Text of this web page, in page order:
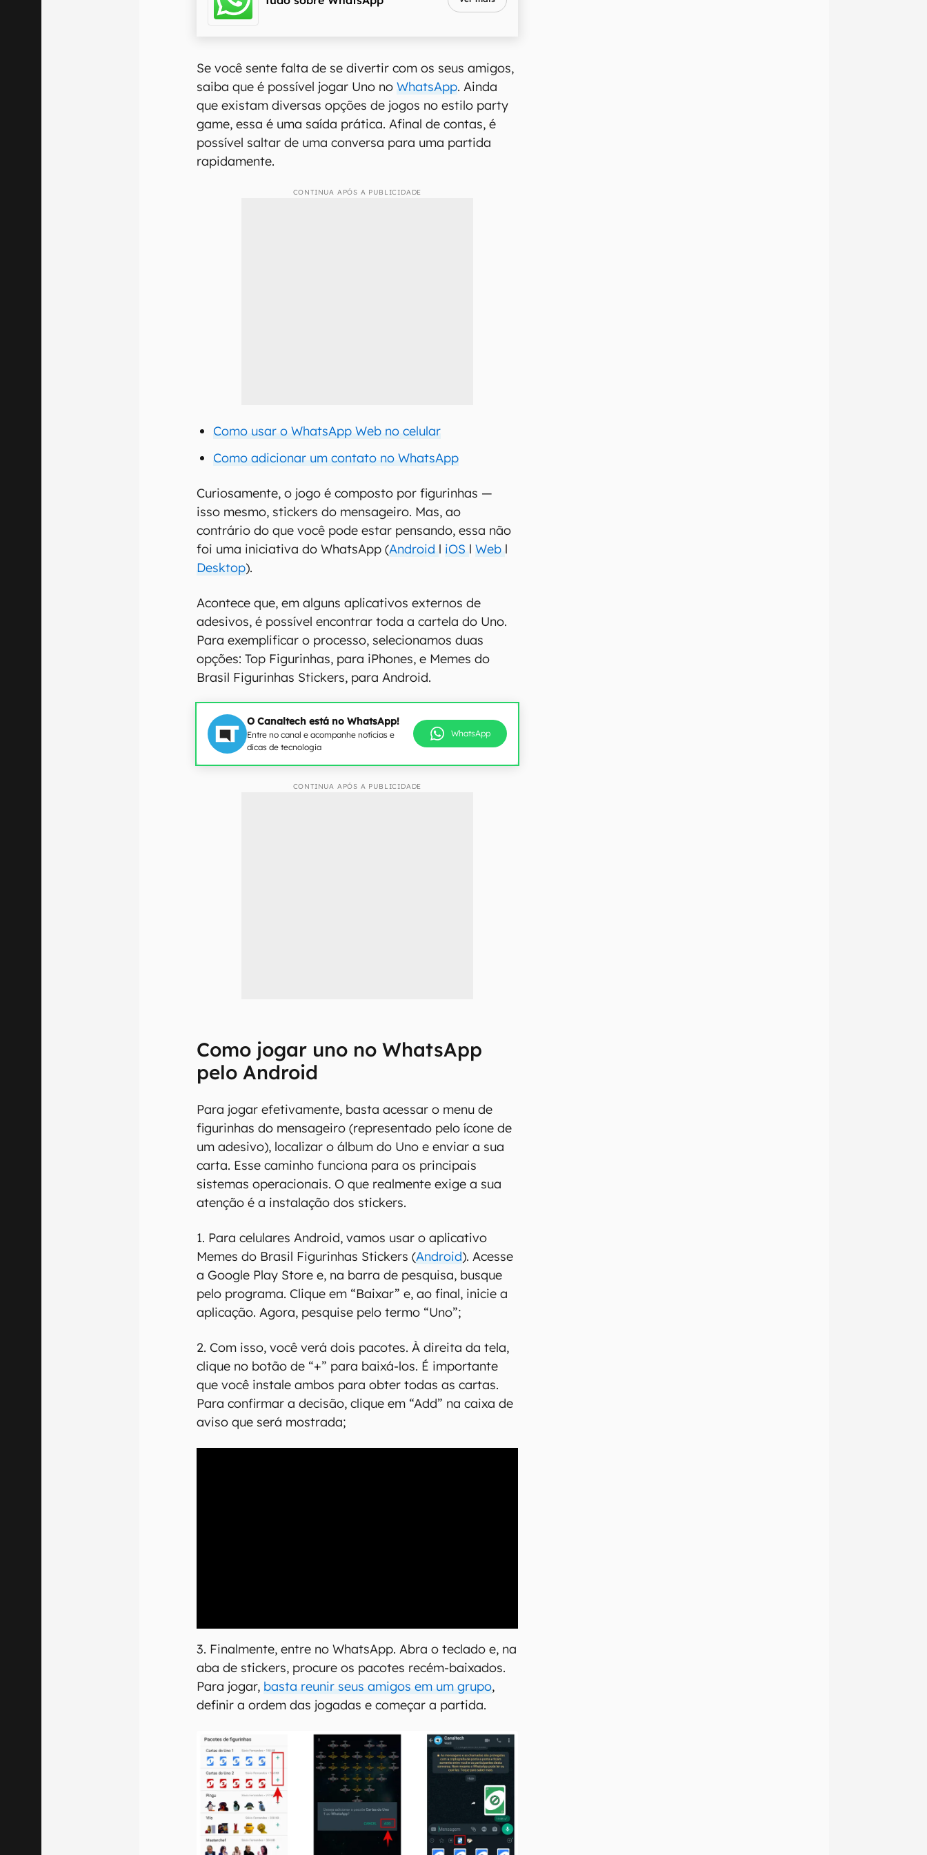
Se você sente falta de se divertir com os seus amigos,
saiba que é possível jogar Uno noWhatsApp. Ainda
que existam diversas opções de jogos no estilo party
game, essa é uma saída prática. Afinal de contas, é
possível saltar de uma conversa para uma partida
rapidamente.
CONTINUA APÓS A PUBLICIDADE
Como usar o WhatsApp Web no celular
Como adicionar um contato no WhatsApp
Curiosamente, o jogo é composto por figurinhas —
isso mesmo, stickers do mensageiro. Mas, ao
contrário do que você pode estar pensando, essa não
foi uma iniciativa do WhatsApp (Android l iOS lWeb l
Desktop).
Acontece que, em alguns aplicativos externos de
adesivos, é possível encontrar toda a cartela do Uno.
Para exemplificar o processo, selecionamos duas
opções: Top Figurinhas, para iPhones, e Memes do
Brasil Figurinhas Stickers, para Android.
O Canaltech está no WhatsApp!
Entre no canal e acompanhe notícias e
dicas de tecnologia
WhatsApp
CONTINUA APÓS A PUBLICIDADE
Como jogar uno no WhatsApp
pelo Android
Para jogar efetivamente, basta acessar o menu de
figurinhas do mensageiro (representado pelo ícone de
um adesivo), localizar o álbum do Uno e enviar a sua
carta. Esse caminho funciona para os principais
sistemas operacionais. O que realmente exige a sua
atenção é a instalação dos stickers.
1. Para celulares Android, vamos usar o aplicativo
Memes do Brasil Figurinhas Stickers (Android). Acesse
a Google Play Store e, na barra de pesquisa, busque
pelo programa. Clique em “Baixar” e, ao final, inicie a
aplicação. Agora, pesquise pelo termo “Uno”;
2. Com isso, você verá dois pacotes. À direita da tela,
clique no botão de “+” para baixá-los. É importante
que você instale ambos para obter todas as cartas.
Para confirmar a decisão, clique em “Add” na caixa de
aviso que será mostrada;
3. Finalmente, entre no WhatsApp. Abra o teclado e, na
aba de stickers, procure os pacotes recém-baixados.
Para jogar, basta reunir seus amigos em um grupo,
definir a ordem das jogadas e começar a partida.